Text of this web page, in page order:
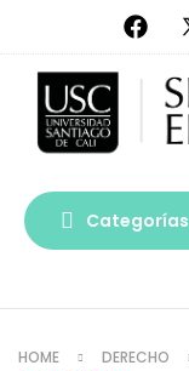
Categorías
HOME DERECHO